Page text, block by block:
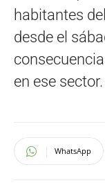
habitantes
desde el
en ese sector.
WhatsApp